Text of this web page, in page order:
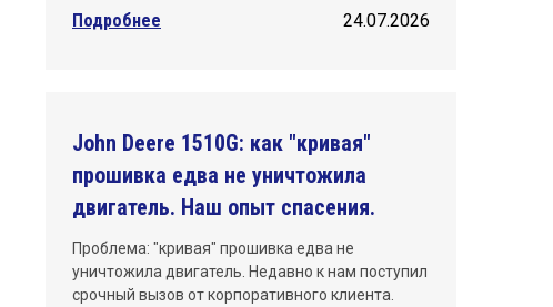
Подробнее 24.07.2026
John Deere 1510G: как "кривая"
прошивка едва не уничтожила
двигатель. Наш опыт спасения.
Проблема: "кривая" прошивка едва не
уничтожила двигатель. Недавно к нам поступил
срочный вызов от корпоративного клиента.